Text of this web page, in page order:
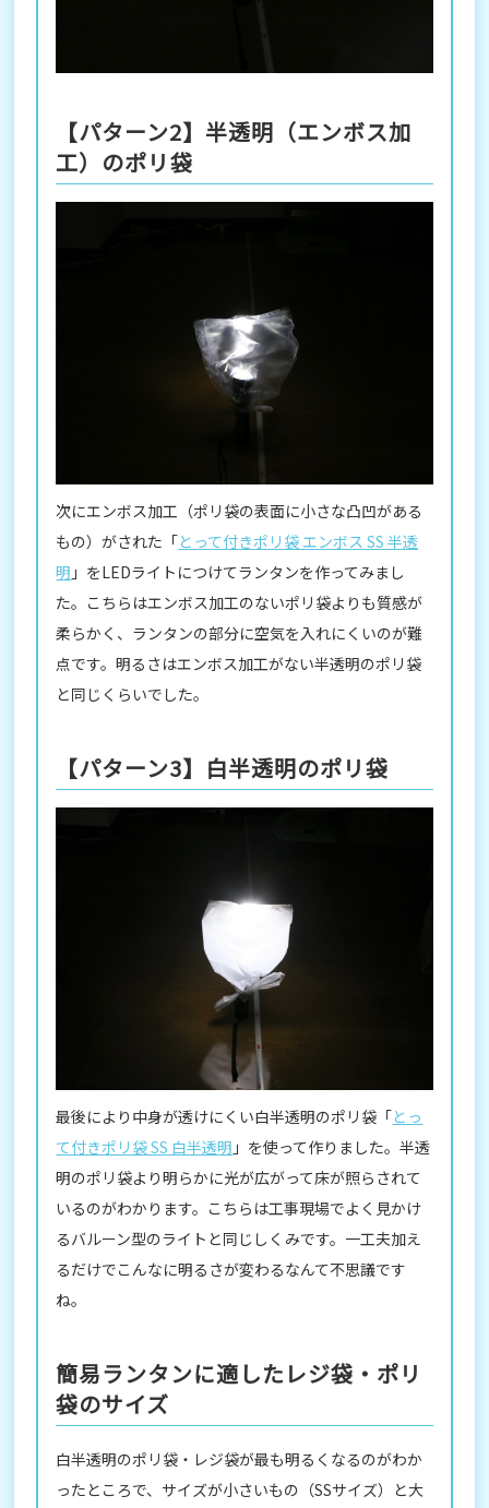
【パターン2】半透明（エンボス加
工）のポリ袋
次にエンボス加工（ポリ袋の表面に小さな凸凹がある
もの）がされた「とって付きポリ袋 エンボス SS 半透
明 」をLEDライトにつけてランタンを作ってみまし
た。こちらはエンボス加工のないポリ袋よりも質感が
柔らかく、ランタンの部分に空気を入れにくいのが難
点です。明るさはエンボス加工がない半透明のポリ袋
と同じくらいでした。
【パターン3】白半透明のポリ袋
最後により中身が透けにくい白半透明のポリ袋「とっ
て付きポリ袋 SS 白半透明 」を使って作りました。半透
明のポリ袋より明らかに光が広がって床が照らされて
いるのがわかります。こちらは工事現場でよく見かけ
るバルーン型のライトと同じしくみです。一工夫加え
るだけでこんなに明るさが変わるなんて不思議です
ね。
簡易ランタンに適したレジ袋・ポリ
袋のサイズ
白半透明のポリ袋・レジ袋が最も明るくなるのがわか
ったところで、サイズが小さいもの（SSサイズ）と大